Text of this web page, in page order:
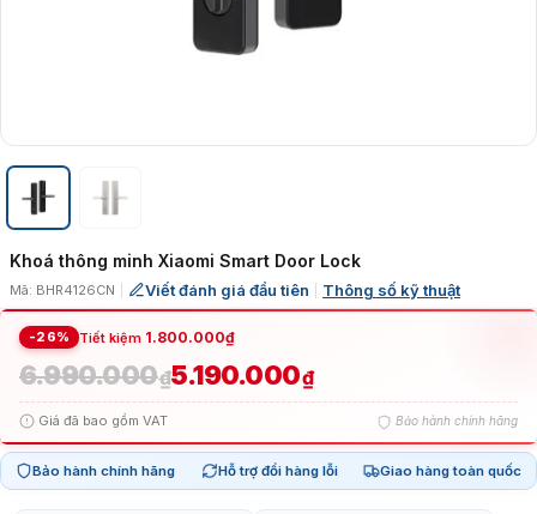
Khoá thông minh Xiaomi Smart Door Lock
Mã: BHR4126CN Viết đánh giá đầu tiên Thông số kỹ thuật
-26% Tiết kiệm 1.800.000₫
6.990.000₫
Giá
gốc
là:
5.190.000₫
Giá
hiện
tại
Giá đã bao gồm VAT Bảo hành chính hãng
Bảo hành chính hãng Hỗ trợ đổi hàng lỗi Giao hàng toàn quốc